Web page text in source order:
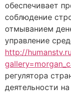
обеспечивает
соблюдение
отмыванием
управление
http://
регулятора
деятельности